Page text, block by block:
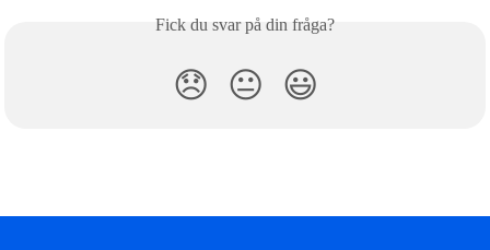
Fick du svar på din fråga?
😞 😐 😃